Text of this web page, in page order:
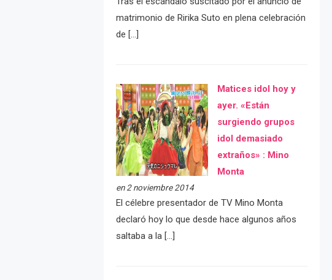
matrimonio de Ririka Suto en plena celebración
de […]
Matices idol hoy y
ayer. «Están
surgiendo grupos
idol demasiado
extraños» : Mino
Monta
en 2 noviembre 2014
El célebre presentador de TV Mino Monta
declaró hoy lo que desde hace algunos años
saltaba a la […]